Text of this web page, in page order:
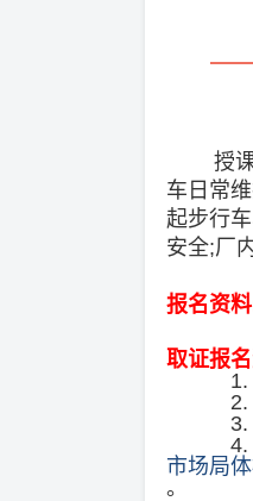
授课内
车日常
起步行
安全;厂
报名资
取证报名
1. 近
2. 身
3. 毕
4
市场局
。